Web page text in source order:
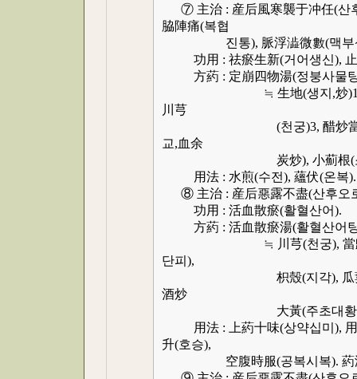
⑦ 主治 : 産后風寒襲于冲任(산
脇陣痛(복협
진통), 脈浮澁微數(맥부
功用 : 祛瘀生新(거어생신), 止
方葯 : 定崩四物湯(정붕사물탕
≒ 生地(생지,炒)15, 白芷(
川芎
(천궁)3, 醋炒當歸(초초
교,血余
炭炒), 小薊根(소계
用法 : 水煎(수전), 蘊伏(온복).
⑧ 主治 : 産后惡露不盡(산후오
功用 : 活血散瘀(활혈산어).
方葯 : 活血散瘀湯(활혈산어탕
≒ 川芎(천궁), 當歸尾(당
단피),
枳殼(지각), 瓜蔞仁(과루
酒炒
大黃(주초대황
用法 : 上葯十味(상약십미), 用
升(호승),
空腹時服(공복시복). 葯滓